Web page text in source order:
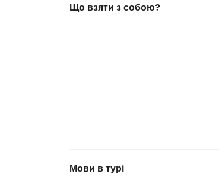
Що взяти з собою?
Мови в турі